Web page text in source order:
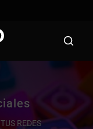
REDES